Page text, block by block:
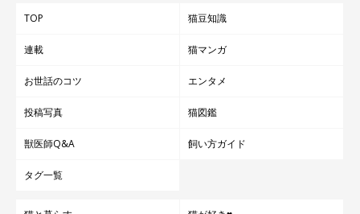
TOP 猫豆知識
連載 猫マンガ
お世話のコツ エンタメ
投稿写真 猫図鑑
獣医師Q&A 飼い方ガイド
タグ一覧